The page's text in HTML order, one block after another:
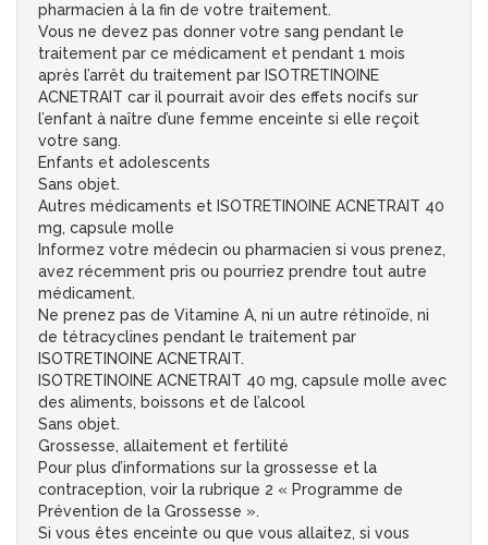
pharmacien à la fin de votre traitement.
Vous ne devez pas donner votre sang pendant le
traitement par ce médicament et pendant 1 mois
après l’arrêt du traitement par ISOTRETINOINE
ACNETRAIT car il pourrait avoir des effets nocifs sur
l’enfant à naître d’une femme enceinte si elle reçoit
votre sang.
Enfants et adolescents
Sans objet.
Autres médicaments et ISOTRETINOINE ACNETRAIT 40
mg, capsule molle
Informez votre médecin ou pharmacien si vous prenez,
avez récemment pris ou pourriez prendre tout autre
médicament.
Ne prenez pas de Vitamine A, ni un autre rétinoïde, ni
de tétracyclines pendant le traitement par
ISOTRETINOINE ACNETRAIT.
ISOTRETINOINE ACNETRAIT 40 mg, capsule molle avec
des aliments, boissons et de l’alcool
Sans objet.
Grossesse, allaitement et fertilité
Pour plus d’informations sur la grossesse et la
contraception, voir la rubrique 2 « Programme de
Prévention de la Grossesse ».
Si vous êtes enceinte ou que vous allaitez, si vous